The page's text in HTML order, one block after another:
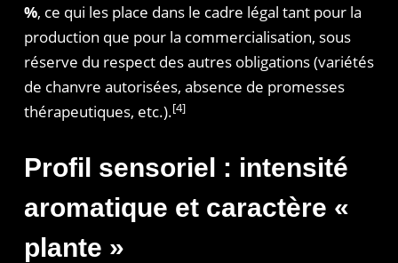
%, ce qui les place dans le cadre légal tant pour la
production que pour la commercialisation, sous
réserve du respect des autres obligations (variétés
de chanvre autorisées, absence de promesses
thérapeutiques, etc.).[4]
Profil sensoriel : intensité
aromatique et caractère «
plante »